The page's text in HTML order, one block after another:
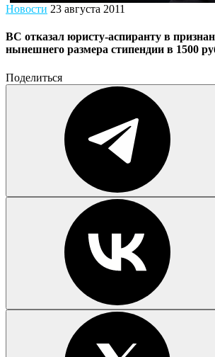
Новости 23 августа 2011
ВС отказал юристу-аспиранту в
нынешнего размера стипендии в 1500
Поделиться